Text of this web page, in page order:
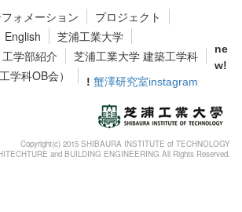
ォメーション
プロジェクト
English
芝浦工業大学
学部紹介
芝浦工業大学 建築工学科
学科OB会）
ne
w!
! 蟹澤研究室instagram
Copyright(c) 2015 SHIBAURA INSTITUTE of TECHNOLOGY
and BUILDING ENGINEERING All Rights Reserved.